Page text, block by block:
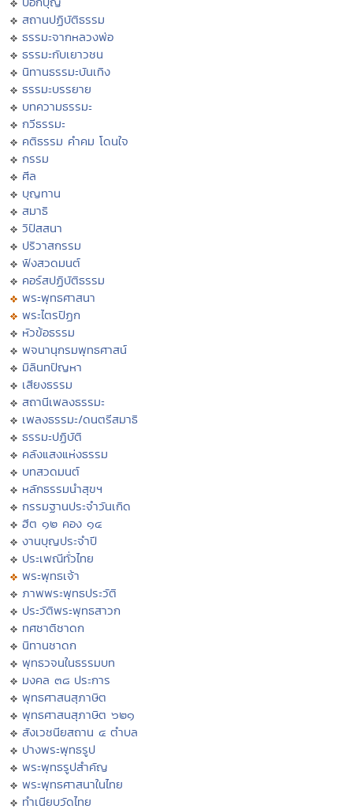
สถานปฏิบัติธรรม
ธรรมะจากหลวงพ่อ
ธรรมะกับเยาวชน
นิทานธรรมะบันเทิง
ธรรมะบรรยาย
บทความธรรมะ
กวีธรรมะ
คติธรรม คำคม โดนใจ
กรรม
ศีล
บุญทาน
สมาธิ
วิปัสสนา
ปริวาสกรรม
ฟังสวดมนต์
คอร์สปฏิบัติธรรม
พระพุทธศาสนา
พระไตรปิฏก
หัวข้อธรรม
พจนานุกรมพุทธศาสน์
มิลินทปัญหา
เสียงธรรม
สถานีเพลงธรรมะ
เพลงธรรมะ/ดนตรีสมาธิ
ธรรมะปฏิบัติ
คลังแสงแห่งธรรม
บทสวดมนต์
หลักธรรมนำสุขฯ
กรรมฐานประจำวันเกิด
ฮีต ๑๒ คอง ๑๔
งานบุญประจำปี
ประเพณีทั่วไทย
พระพุทธเจ้า
ภาพพระพุทธประวัติ
ประวัติพระพุทธสาวก
ทศชาติชาดก
นิทานชาดก
พุทธวจนในธรรมบท
มงคล ๓๘ ประการ
พุทธศาสนสุภาษิต
พุทธศาสนสุภาษิต ๖๒๑
สังเวชนียสถาน ๔ ตำบล
ปางพระพุทธรูป
พระพุทธรูปสำคัญ
พระพุทธศาสนาในไทย
ทำเนียบวัดไทย